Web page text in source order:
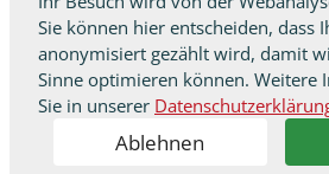
Sie können hier entscheiden, dass
anonymisiert gezählt wird, damit
Sinne optimieren können. Weitere
Sie in unserer
Ablehnen